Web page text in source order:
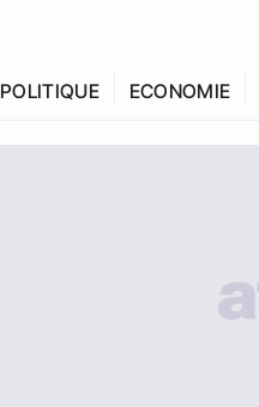
POLITIQUE ECONOMIE